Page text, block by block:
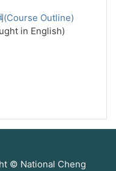
(Course Outline)
in English)
© National Cheng